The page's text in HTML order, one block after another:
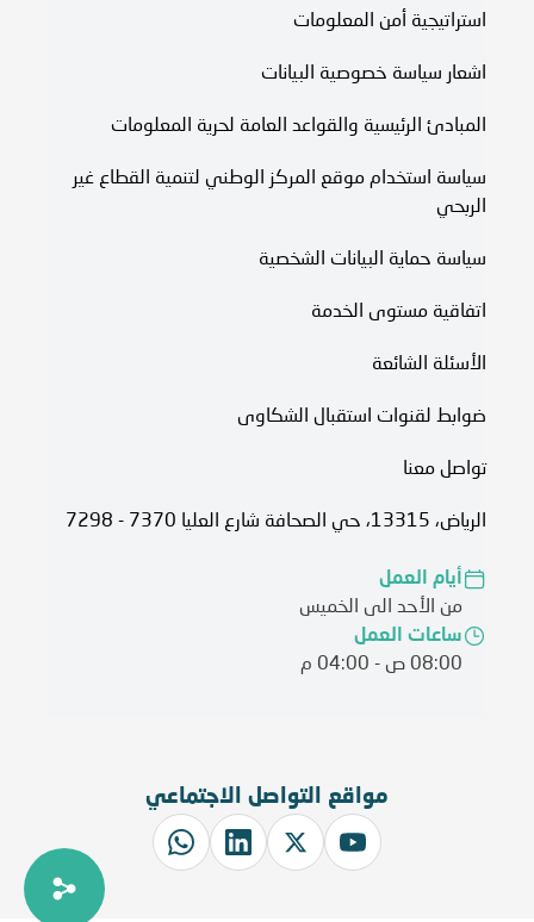
استراتيجية أمن المعلومات
اشعار سياسة خصوصية البيانات
المبادئ الرئيسية والقواعد العامة لحرية المعلومات
سياسة استخدام موقع المركز الوطني لتنمية القطاع غير
الربحي
سياسة حماية البيانات الشخصية
اتفاقية مستوى الخدمة​
الأسئلة الشائعة
ضوابط لقنوات استقبال الشكاوى
تواصل معنا
الرياض، 13315، حي الصحافة شارع العليا 7370 - 7298
أيام العمل
من الأحد الى الخميس
ساعات العمل
08:00 ص - 04:00 م
مواقع التواصل الاجتماعي